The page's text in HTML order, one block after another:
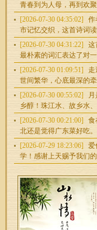
青春到为人母，再到欢聚
[2026-07-30 04:35:02]
作
市记忆交织，这首诗词读
[2026-07-30 04:31:22]
这
最朴素的词汇表达了对一
[2026-07-30 01:09:51]
走
世间繁华，心底最深的牵
[2026-07-30 00:55:02]
乡醇！珠江水、故乡水、
[2026-07-30 00:21:00]
食
北还是觉得广东菜好吃。
[2026-07-29 18:23:06]
爱
学！感谢上天赐予我们的